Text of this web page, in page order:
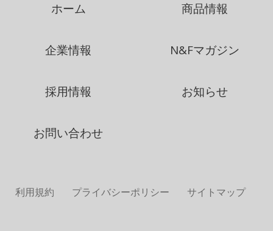
ホーム 商品情報
企業情報 N&Fマガジン
採用情報 お知らせ
お問い合わせ
利用規約 プライバシーポリシー サイトマップ